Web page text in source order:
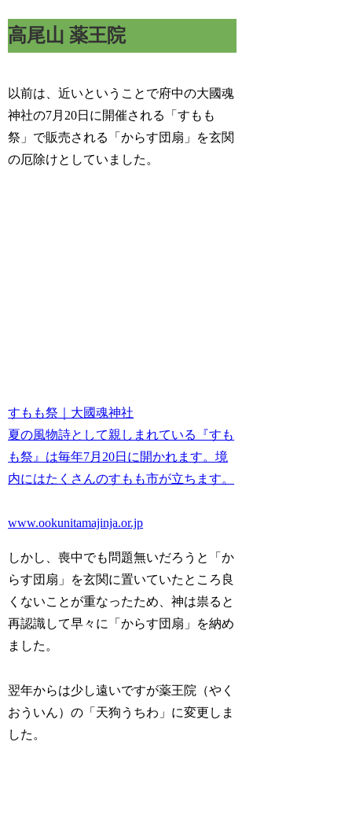
高尾山 薬王院
以前は、近いということで府中の大國魂
神社の7月20日に開催される「すもも
祭」で販売される「からす団扇」を玄関
の厄除けとしていました。
すもも祭｜大國魂神社
夏の風物詩として親しまれている『すも
も祭』は毎年7月20日に開かれます。境
内にはたくさんのすもも市が立ちます。
www.ookunitamajinja.or.jp
しかし、喪中でも問題無いだろうと「か
らす団扇」を玄関に置いていたところ良
くないことが重なったため、神は祟ると
再認識して早々に「からす団扇」を納め
ました。
翌年からは少し遠いですが薬王院（やく
おういん）の「天狗うちわ」に変更しま
した。